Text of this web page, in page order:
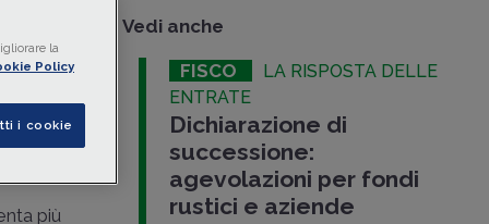
più
Vedi anche
FISCO
LA RISPOSTA DELLE
ENTRATE
Dichiarazione di
successione:
agevolazioni per fondi
rustici e aziende
la
Policy
i cookie